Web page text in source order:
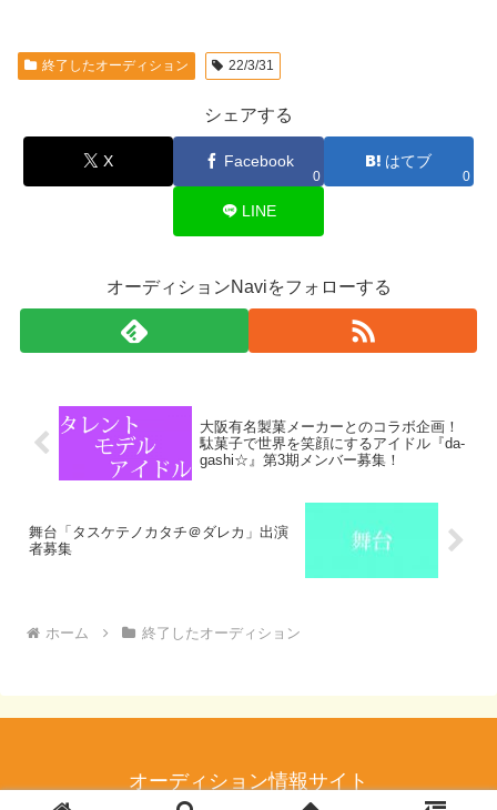
終了したオーディション 22/3/31
シェアする
X Facebook
0
はてブ
0
LINE
オーディションNaviをフォローする
大阪有名製菓メーカーとのコラボ企画！
駄菓子で世界を笑顔にするアイドル『da-
gashi☆』第3期メンバー募集！
舞台「タスケテノカタチ＠ダレカ」出演
者募集
ホーム 終了したオーディション
オーディション情報サイト